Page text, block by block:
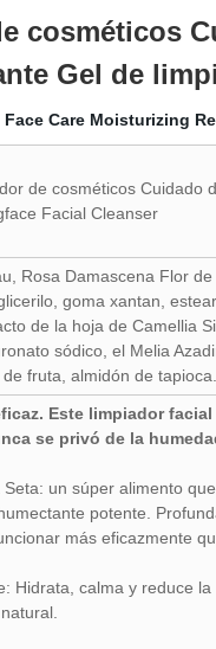
cosméticos
Gel de
de cosméticos Cuidado
Facial Cleanser
Rosa Damascena Flor
goma xantan,
de la hoja de Camellia
sódico, el Melia
fruta, almidón de tapioca.
Este limpiador
se privó de la
Seta: un súper alimento
potente.
más eficazmente
Hidrata, calma y reduce